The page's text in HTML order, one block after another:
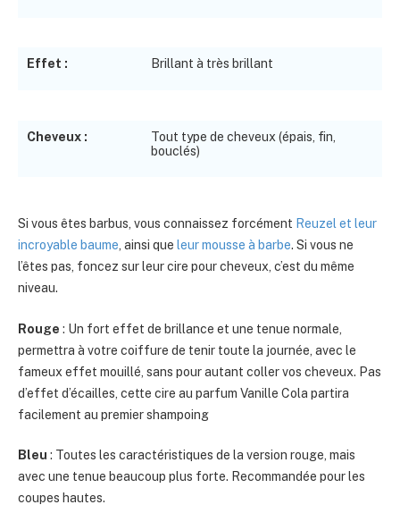
Effet : Brillant à très brillant
Cheveux :
Tout type de cheveux (épais, fin,
bouclés)
Si vous êtes barbus, vous connaissez forcément Reuzel et leur
incroyable baume , ainsi que leur mousse à barbe. Si vous ne
l’êtes pas, foncez sur leur cire pour cheveux, c’est du même
niveau.
Rouge : Un fort effet de brillance et une tenue normale,
permettra à votre coiffure de tenir toute la journée, avec le
fameux effet mouillé, sans pour autant coller vos cheveux. Pas
d’effet d’écailles, cette cire au parfum Vanille Cola partira
facilement au premier shampoing
Bleu : Toutes les caractéristiques de la version rouge, mais
avec une tenue beaucoup plus forte. Recommandée pour les
coupes hautes.